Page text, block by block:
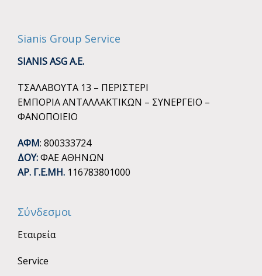
Sianis Group Service
SIANIS ASG A.E.
ΤΣΑΛΑΒΟΥΤΑ 13 – ΠΕΡΙΣΤΕΡΙ
ΕΜΠΟΡΙΑ ΑΝΤΑΛΛΑΚΤΙΚΩΝ – ΣΥΝΕΡΓΕΙΟ –
ΦΑΝΟΠΟΙΕΙΟ
ΑΦΜ: 800333724
ΔΟΥ:ΦΑΕ ΑΘΗΝΩΝ
ΑΡ. Γ.Ε.ΜΗ. 116783801000
Σύνδεσμοι
Εταιρεία
Service